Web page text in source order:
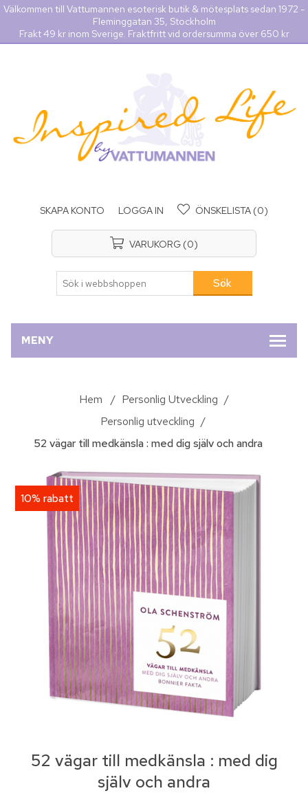
Välkommen till Vattumannen esoterisk butik & mötesplats sedan 1972 -
Fleminggatan 35, Stockholm
Frakt 49 kr inom Sverige. Fraktfritt vid ordersumma över 650 kr
SKAPA KONTO LOGGA IN ÖNSKELISTA (0)
VARUKORG (0)
MENY
Hem / Personlig Utveckling /
Personlig utveckling /
52 vägar till medkänsla : med dig själv och andra
10% rabatt
52 vägar till medkänsla : med dig
själv och andra